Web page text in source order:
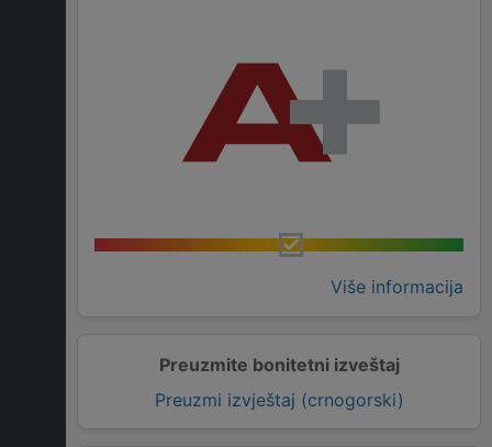
Više informacija
Preuzmite bonitetni izveštaj
Preuzmi izvještaj (crnogorski)